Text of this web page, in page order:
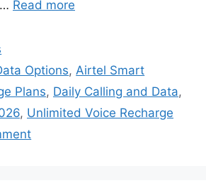
Read more
Options,Airtel Smart
Plans, Daily Calling and Data,
, Unlimited Voice Recharge